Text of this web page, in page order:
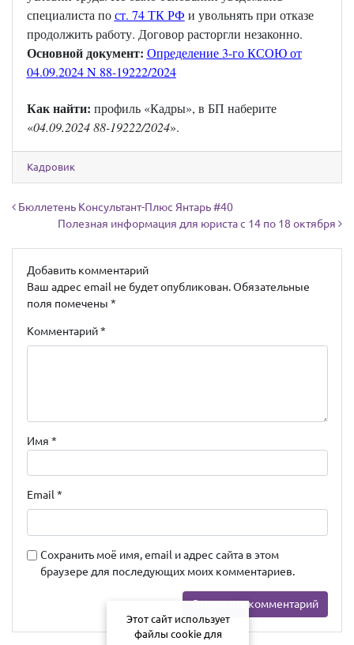
специалиста пост. 74 ТК РФ и увольнять при отказе
продолжить работу. Договор расторгли незаконно.
Основной документ: Определение 3-го КСОЮ от
04.09.2024 N 88-19222/2024
Как найти: профиль «Кадры», в БП наберите
«04.09.2024 88-19222/2024».
Кадровик
Навигация по записям
Бюллетень Консультант-Плюс Янтарь #40
Полезная информация для юриста с 14 по 18 октября
Добавить комментарий
Ваш адрес email не будет опубликован. Обязательные
поля помечены *
Комментарий*
Имя *
Email*
Сохранить моё имя, email и адрес сайта в этом
браузере для последующих моих комментариев.
Этот сайт использует
файлы cookie для